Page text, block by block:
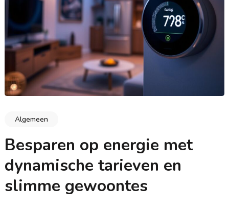
Algemeen
Besparen op energie met
dynamische tarieven en
slimme gewoontes